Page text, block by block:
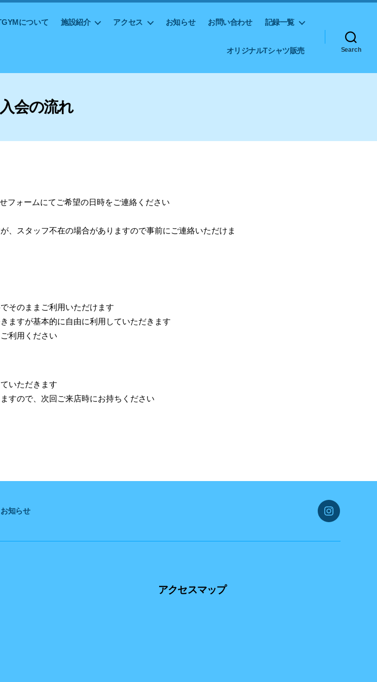
について 施設紹介 アクセス お知らせ お問い合わせ 記録一覧
オリジナルTシャツ販売 Search
入会の流れ
フォームにてご希望の日時をご連絡ください
、スタッフ不在の場合がありますので事前にご連絡いただけま
そのままご利用いただけます
ますが基本的に自由に利用していただきます
利用ください
いただきます
すので、次回ご来店時にお持ちください
お知らせ
instagram
アクセスマップ